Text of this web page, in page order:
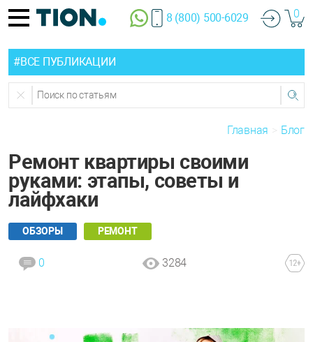
8 (800) 500-6029 0
#ВСЕ ПУБЛИКАЦИИ
Главная Блог
Ремонт квартиры своими
руками: этапы, советы и
лайфхаки
ОБЗОРЫ РЕМОНТ
0 3284